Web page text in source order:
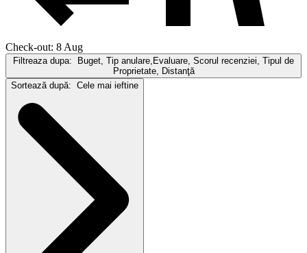
Check-out: 8 Aug
Filtreaza dupa:
Buget, Tip anulare,Evaluare, Scorul recenziei, Tipul de
Proprietate, Distanţă
Sortează după: Cele mai ieftine